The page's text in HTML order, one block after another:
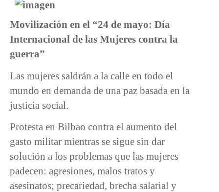
Movilización en el “24 de mayo: Día
Internacional de las Mujeres contra la
guerra”
Las mujeres saldrán a la calle en todo el
mundo en demanda de una paz basada en la
justicia social.
Protesta en Bilbao contra el aumento del
gasto militar mientras se sigue sin dar
solución a los problemas que las mujeres
padecen: agresiones, malos tratos y
asesinatos; precariedad, brecha salarial y